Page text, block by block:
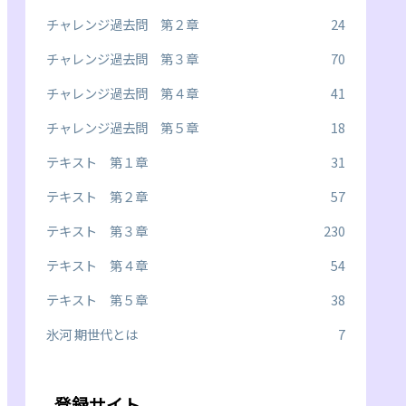
チャレンジ過去問 第２章
24
チャレンジ過去問 第３章
70
チャレンジ過去問 第４章
41
チャレンジ過去問 第５章
18
テキスト 第１章
31
テキスト 第２章
57
テキスト 第３章
230
テキスト 第４章
54
テキスト 第５章
38
氷河 期世代とは
7